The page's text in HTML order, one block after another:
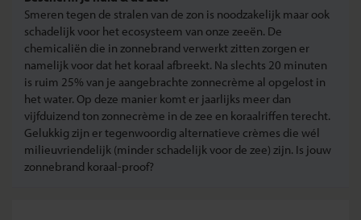
Smeren tegen de stralen van de zon is noodzakelijk maar ook
schadelijk voor het ecosysteem van onze zeeën. De
chemicaliën die in zonnebrand verwerkt zitten zorgen er
namelijk voor dat het koraal afbreekt. Na slechts 20 minuten
is ruim 25% van je aangebrachte zonnecrème al opgelost in
het water. Op deze manier komt er jaarlijks meer dan
vijfduizend ton zonnecrème in de zee en koraalriffen terecht.
Gelukkig zijn er tegenwoordig alternatieve crèmes die wél
milieuvriendelijk (minder schadelijk voor de zee) zijn. Is jouw
zonnebrand koraal-proof?